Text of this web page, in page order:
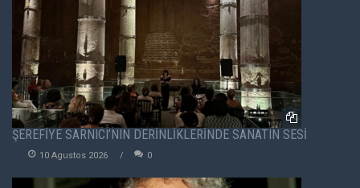
ŞEREFİYE SARNICI’NIN DERİNLİKLERİNDE SANATIN SESİ
10 Agustos 2026 0